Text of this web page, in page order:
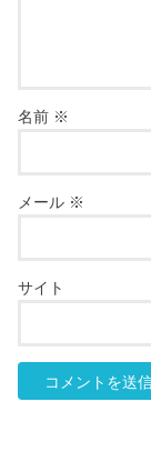
名前 ※
メール ※
サイト